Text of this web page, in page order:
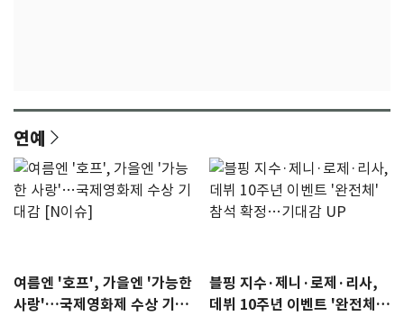
연예
여름엔 '호프', 가을엔 '가능한
사랑'…국제영화제 수상 기대
블핑 지수·제니·로제·리사,
데뷔 10주년 이벤트 '완전체'